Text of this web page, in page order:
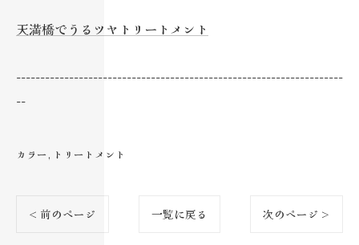
天満橋でうるツヤトリートメント
--------------------------------------------------------------------
--
カラー トリートメント
< 前のページ 一覧に戻る 次のページ >